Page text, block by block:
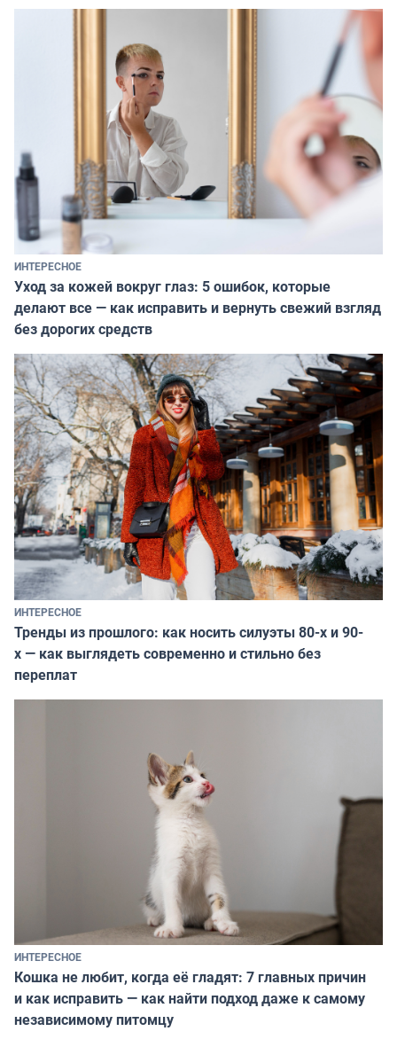
ИНТЕРЕСНОЕ
Уход за кожей вокруг глаз: 5 ошибок, которые
делают все — как исправить и вернуть свежий взгляд
без дорогих средств
ИНТЕРЕСНОЕ
Тренды из прошлого: как носить силуэты 80-х и 90-
х — как выглядеть современно и стильно без
переплат
ИНТЕРЕСНОЕ
Кошка не любит, когда её гладят: 7 главных причин
и как исправить — как найти подход даже к самому
независимому питомцу